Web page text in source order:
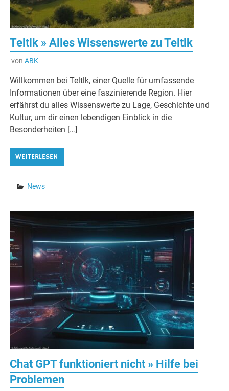
Teltlk » Alles Wissenswerte zu Teltlk
von ABK
Willkommen bei Teltlk, einer Quelle für umfassende
Informationen über eine faszinierende Region. Hier
erfährst du alles Wissenswerte zu Lage, Geschichte und
Kultur, um dir einen lebendigen Einblick in die
Besonderheiten […]
WEITERLESEN
News
Chat GPT funktioniert nicht » Hilfe bei
Problemen